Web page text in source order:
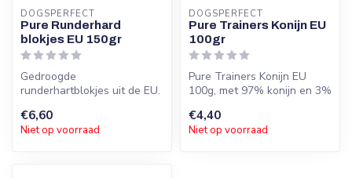
DOGSPERFECT
Pure Runderhard
blokjes EU 150gr
Gedroogde
runderhartblokjes uit de EU.
eiwitten en zon...
€6,60
Niet op voorraad
DOGSPERFECT
Pure Trainers Konijn EU
100gr
Pure Trainers Konijn EU
100g, met 97% konijn en 3%
goed ...
€4,40
Niet op voorraad